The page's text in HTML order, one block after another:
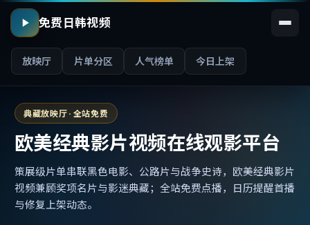
免费日韩视频
放映厅 片单分区 人气榜单 今日上架
典藏放映厅 · 全站免费
欧美经典影片视频在线观影平台
策展级片单串联黑色电影、公路片与战争史诗，欧美经典影片
视频兼顾奖项名片与影迷典藏；全站免费点播，日历提醒首播
与修复上架动态。